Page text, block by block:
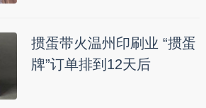
掼蛋带火温州印刷业 “掼蛋
牌”订单排到12天后